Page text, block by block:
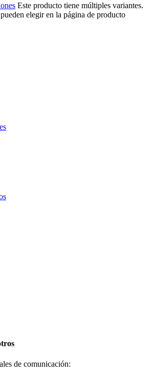
Este producto tiene múltiples variantes.
elegir en la página de producto
de comunicación: